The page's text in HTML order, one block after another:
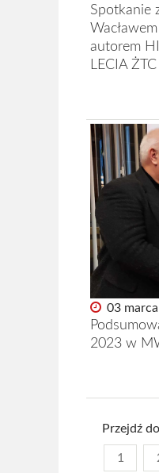
Spotkanie
autorem
LECIA ŻTC
03
2023 w
Przejdź
1